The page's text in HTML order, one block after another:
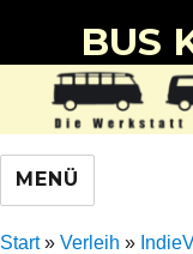
BUS
MENÜ
Start» Verleih »